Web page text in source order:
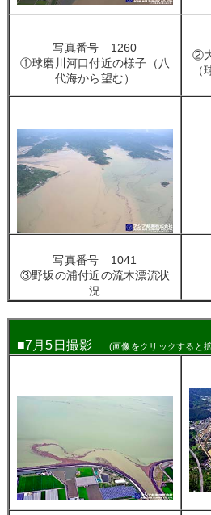
写真番号 1260
①球磨川河口付近の様子（八
代海から望む）
②
写真番号 1041
③野坂の浦付近の流木漂流状
況
■7月5日撮影 (画像をクリックすると